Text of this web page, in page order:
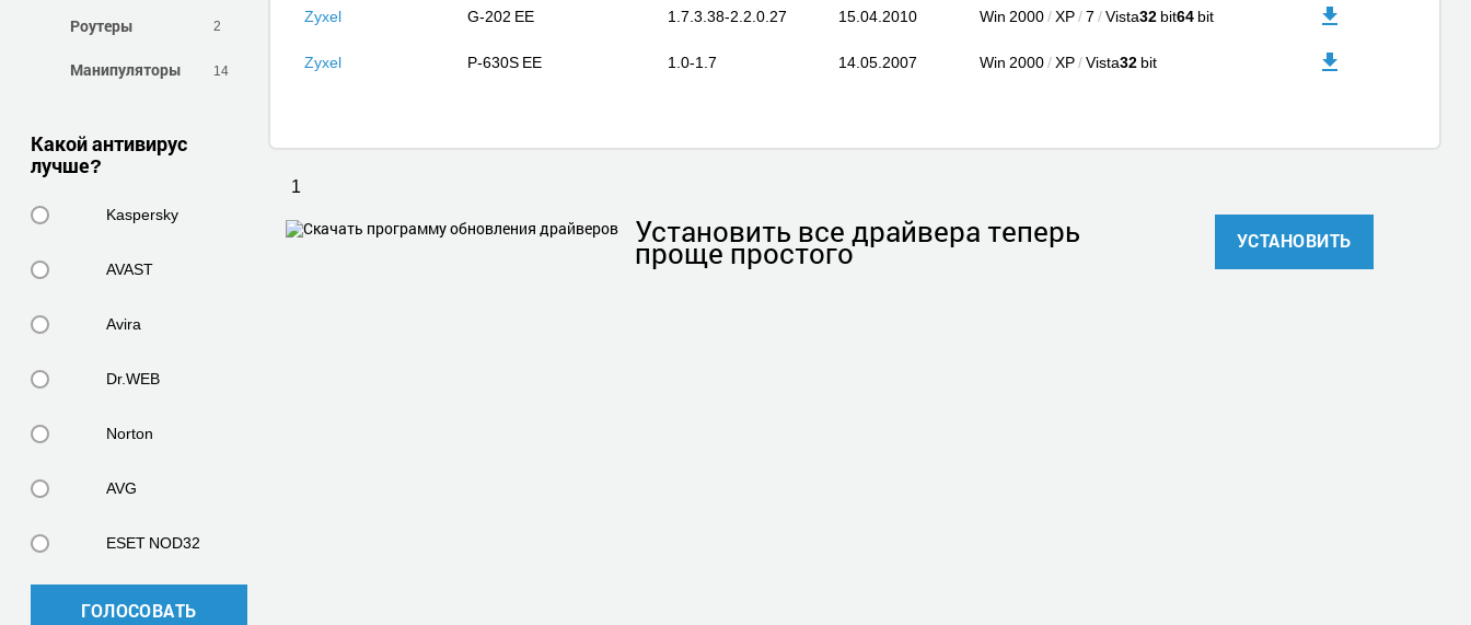
Роутеры 2
Манипуляторы 14
Какой антивирус
лучше?
Kaspersky
AVAST
Avira
Dr.WEB
Norton
AVG
ESET NOD32
ГОЛОСОВАТЬ
Zyxel G-202 EE 1.7.3.38-2.2.0.27 15.04.2010 Win 2000/XP/7 /Vista32 bit64 bit
Zyxel P-630S EE 1.0-1.7 14.05.2007 Win 2000/XP/Vista32 bit
1
Установить все драйвера теперь
проще простого УСТАНОВИТЬ